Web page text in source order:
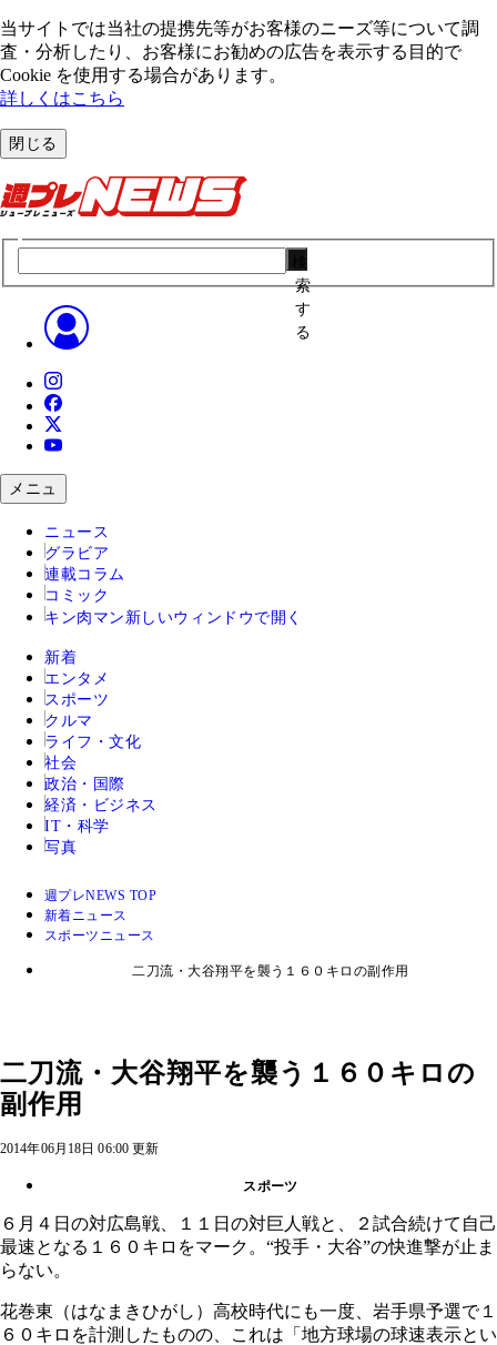
当サイトでは当社の提携先等がお客様のニーズ等について調
査・分析したり、お客様にお勧めの広告を表⽰する⽬的で
Cookie を使⽤する場合があります。
詳しくはこちら
閉じる
索
す
る
メニュ
ニュース
グラビア
連載コラム
コミック
キン肉マン 新しいウィンドウで開く
新着
エンタメ
スポーツ
クルマ
ライフ・文化
社会
政治・国際
経済・ビジネス
IT・科学
写真
週プレNEWS TOP
新着ニュース
スポーツニュース
二刀流・大谷翔平を襲う１６０キロの副作用
二刀流・大谷翔平を襲う１６０キロの
副作用
2014年06月18日 06:00 更新
スポーツ
６月４日の対広島戦、１１日の対巨人戦と、２試合続けて自己
最速となる１６０キロをマーク。“投手・大谷”の快進撃が止ま
らない。
花巻東（はなまきひがし）高校時代にも一度、岩手県予選で１
６０キロを計測したものの、これは「地方球場の球速表示とい